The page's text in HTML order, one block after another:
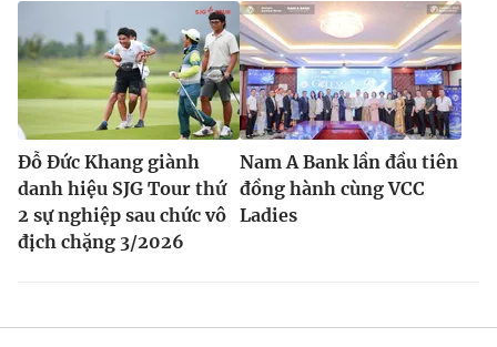
Đỗ Đức Khang giành
danh hiệu SJG Tour thứ
2 sự nghiệp sau chức vô
địch chặng 3/2026
Nam A Bank lần đầu tiên
đồng hành cùng VCC
Ladies